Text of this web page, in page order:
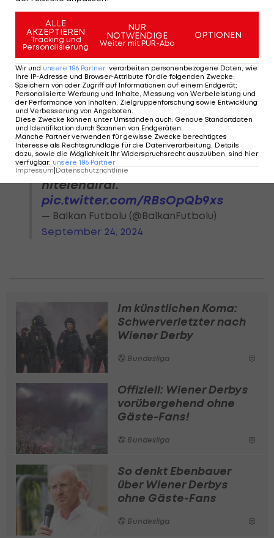
🇷🇸 | Partizan teknik direktörü
Aleksandar Stanojevic:
"Taraftarlar camı kırdılar, bana
isabet etti ve hepsi bu, başka
bir şey olmadı." dedi.
#BalkanFutbolu
Ayrıca böyle ezici bir
mağlubiyetten sonra basının
karşısına çıkmak istediğini ve
olayı "utanç verici" olarak
nitelendirdi.
pic.twitter.com/RBsOpQb9xs
— Balkan Futbolu (@BalkanFutbolu)
September 24, 2024
Im künstlichen Koma:
Schwerverletzter nach
Wiener Derby
Bundesliga
Offiziell: Wiener Derbys
vorübergehend ohne
Gäste-Fans!
Bundesliga
So denkt Ebenbauer
über Wiener Derbys
ohne Gäste-Fans
Bundesliga
ALLE
AKZEPTIEREN
Tracking und
Personalisierung
NUR
NOTWENDIGE
Weiter mit PUR-Abo
OPTIONEN
Wir und unsere 186 Partner verarbeiten personenbezogene Daten, wie
Ihre IP-Adresse und Browser-Attribute für die folgenden Zwecke:
Speichern von oder Zugriff auf Informationen auf einem Endgerät;
Personalisierte Werbung und Inhalte, Messung von Werbeleistung und
der Performance von Inhalten, Zielgruppenforschung sowie Entwicklung
und Verbesserung von Angeboten
Diese Zwecke können unter Umständen auch: Genaue Standortdaten
und Identifikation durch Scannen von Endgeräten
Manche Partner verwenden für gewisse Zwecke berechtigtes
Interesse als Rechtsgrundlage für die Datenverarbeitung. Details
dazu, sowie die Möglichkeit Ihr Widerspruchsrecht auszuüben, sind hier
verfügbar: unsere 186 Partner
Impressum|Datenschutzrichtlinie